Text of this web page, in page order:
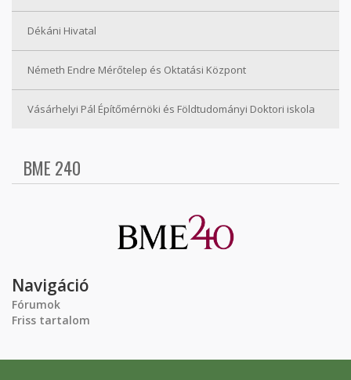
Dékáni Hivatal
Németh Endre Mérőtelep és Oktatási Központ
Vásárhelyi Pál Építőmérnöki és Földtudományi Doktori iskola
BME 240
Navigáció
Fórumok
Friss tartalom